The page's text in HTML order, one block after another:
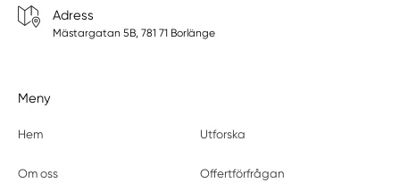
Adress
Mästargatan 5B, 781 71 Borlänge
Meny
Hem Utforska
Om oss Offertförfrågan